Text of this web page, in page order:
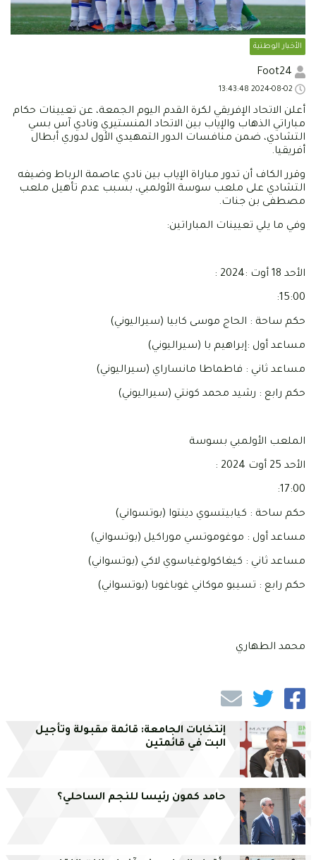
الأخبار الوطنية
أعلن الاتحاد الإفريقي لكرة القدم اليوم الجمعة، عن تعيينات حكام
مباراتي الذهاب والإياب بين الاتحاد المنستيري ونادي آس بسي
التشادي، ضمن منافسات الدور التمهيدي الأول لدوري أبطال
أفريقيا.
وقرر الكاف أن تدور مباراة الإياب بين نادي عاصمة الرباط وضيفه
التشادي على ملعب سوسة الأولمبي، بسبب عدم تأهيل ملعب
مصطفى بن جنات.
وفي ما يلي تعيينات المباراتين:
الأحد 18 أوت :2024 :
15:00:
حكم ساحة : الحاج موسى كابيا (سيراليوني)
مساعد أول :إبراهيم با (سيراليوني)
مساعد ثاني : فاطماطا مانساراي (سيراليوني)
حكم رابع : رشيد محمد كونتي (سيراليوني)
الملعب الأولمبي بسوسة
الأحد 25 أوت 2024 :
17:00:
حكم ساحة : كيابيتسوي دينتوا (بوتسواني)
مساعد أول : موغوموتسي موراكيل (بوتسواني)
مساعد ثاني : كيغاكولوغياسوي لاكي (بوتسواني)
حكم رابع : تسيبو موكاني غوباغوبا (بوتسواني)
محمد الطهاري
إنتخابات الجامعة: قائمة مقبولة وتأجيل
البت في قائمتين
حامد كمون رئيسا للنجم الساحلي؟